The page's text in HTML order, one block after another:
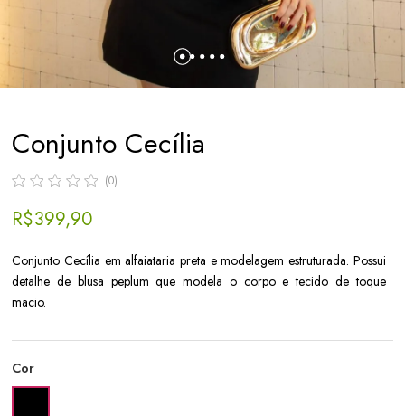
Conjunto Cecília
(0)
R$ 399,90
Conjunto Cecília em alfaiataria preta e modelagem estruturada. Possui
detalhe de blusa peplum que modela o corpo e tecido de toque
macio.
Cor